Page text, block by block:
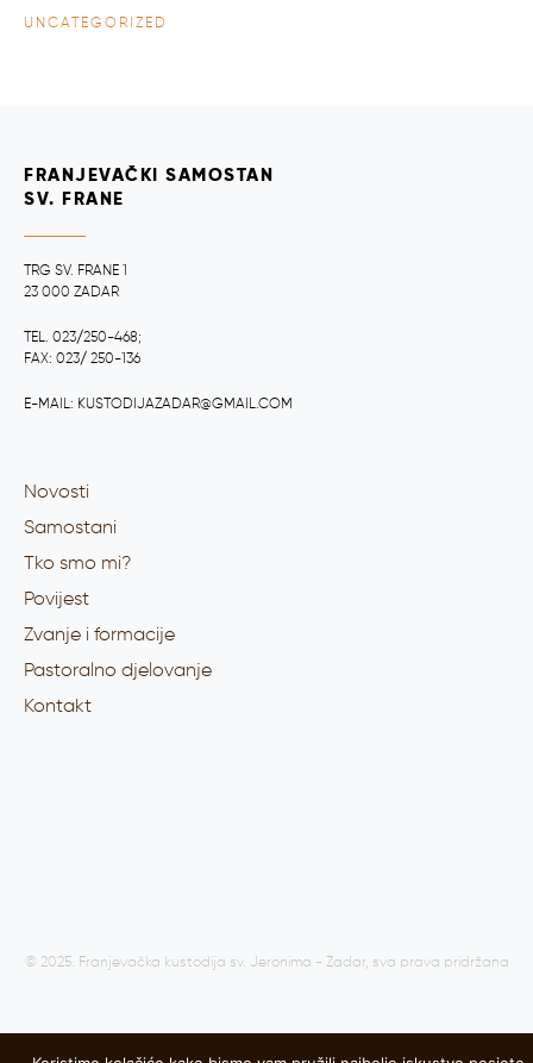
UNCATEGORIZED
FRANJEVAČKI SAMOSTAN
SV. FRANE
TRG SV. FRANE 1
23 000 ZADAR
TEL. 023/250-468;
FAX: 023/ 250-136
E-MAIL: KUSTODIJAZADAR@GMAIL.COM
© 2025. Franjevačka kustodija sv. Jeronima - Zadar, sva prava pridržana
Novosti
Samostani
Tko smo mi?
Povijest
Zvanje i formacije
Pastoralno djelovanje
Kontakt